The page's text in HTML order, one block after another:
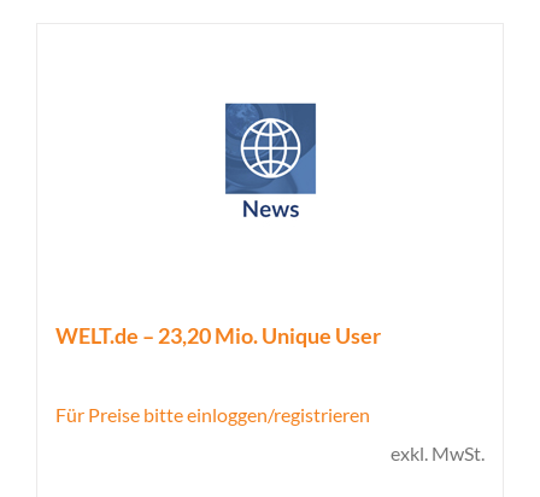
WELT.de – 23,20 Mio. Unique User
Für Preise bitte einloggen/registrieren
exkl. MwSt.